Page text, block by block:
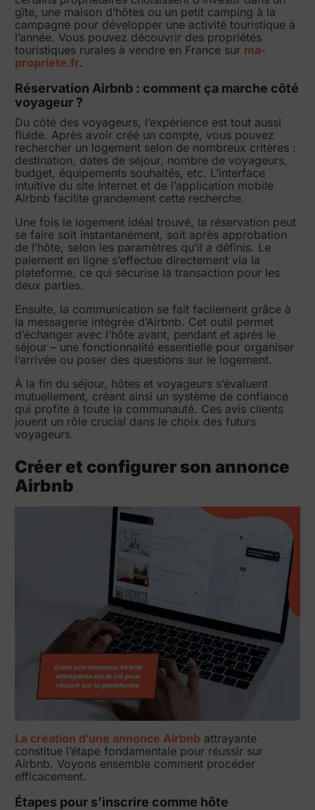
gîte, une maison d’hôtes ou un petit camping à la
campagne pour développer une activité touristique à
l’année. Vous pouvez découvrir des propriétés
touristiques rurales à vendre en France sur ma-
propriete.fr.
Réservation Airbnb : comment ça marche côté
voyageur ?
Du côté des voyageurs, l’expérience est tout aussi
fluide. Après avoir créé un compte, vous pouvez
rechercher un logement selon de nombreux critères :
destination, dates de séjour, nombre de voyageurs,
budget, équipements souhaités, etc. L’interface
intuitive du site Internet et de l’application mobile
Airbnb facilite grandement cette recherche.
Une fois le logement idéal trouvé, la réservation peut
se faire soit instantanément, soit après approbation
de l’hôte, selon les paramètres qu’il a définis. Le
paiement en ligne s’effectue directement via la
plateforme, ce qui sécurise la transaction pour les
deux parties.
Ensuite, la communication se fait facilement grâce à
la messagerie intégrée d’Airbnb. Cet outil permet
d’échanger avec l’hôte avant, pendant et après le
séjour – une fonctionnalité essentielle pour organiser
l’arrivée ou poser des questions sur le logement.
À la fin du séjour, hôtes et voyageurs s’évaluent
mutuellement, créant ainsi un système de confiance
qui profite à toute la communauté. Ces avis clients
jouent un rôle crucial dans le choix des futurs
voyageurs.
Créer et configurer son annonce
Airbnb
La création d’une annonce Airbnb attrayante
constitue l’étape fondamentale pour réussir sur
Airbnb. Voyons ensemble comment procéder
efficacement.
Étapes pour s’inscrire comme hôte